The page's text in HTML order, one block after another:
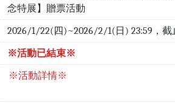
念特展】贈票活動
2026/1/22(四)~2026/2/1(日) 23:59，截
※活動已結束※
※活動詳情※